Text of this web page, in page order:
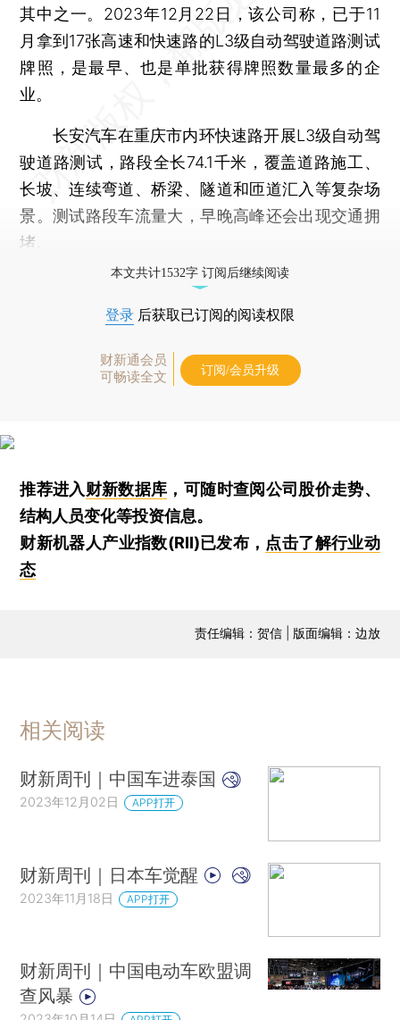
其中之一。2023年12月22日，该公司称，已于11
月拿到17张高速和快速路的L3级自动驾驶道路测试
牌照，是最早、也是单批获得牌照数量最多的企
业。
长安汽车在重庆市内环快速路开展L3级自动驾
驶道路测试，路段全长74.1千米，覆盖道路施工、
长坡、连续弯道、桥梁、隧道和匝道汇入等复杂场
景。测试路段车流量大，早晚高峰还会出现交通拥
堵。
本文共计1532字 订阅后继续阅读
登录 后获取已订阅的阅读权限
财新通会员
可畅读全文
订阅/会员升级
推荐进入财新数据库 ，可随时查阅公司股价走势、
结构人员变化等投资信息。
财新机器人产业指数(RII)已发布， 点击了解行业动
态
责任编辑：贺信 | 版面编辑：边放
相关阅读
财新周刊｜中国车进泰国
2023年12月02日 APP打开
财新周刊｜日本车觉醒
2023年11月18日 APP打开
财新周刊｜中国电动车欧盟调
查风暴